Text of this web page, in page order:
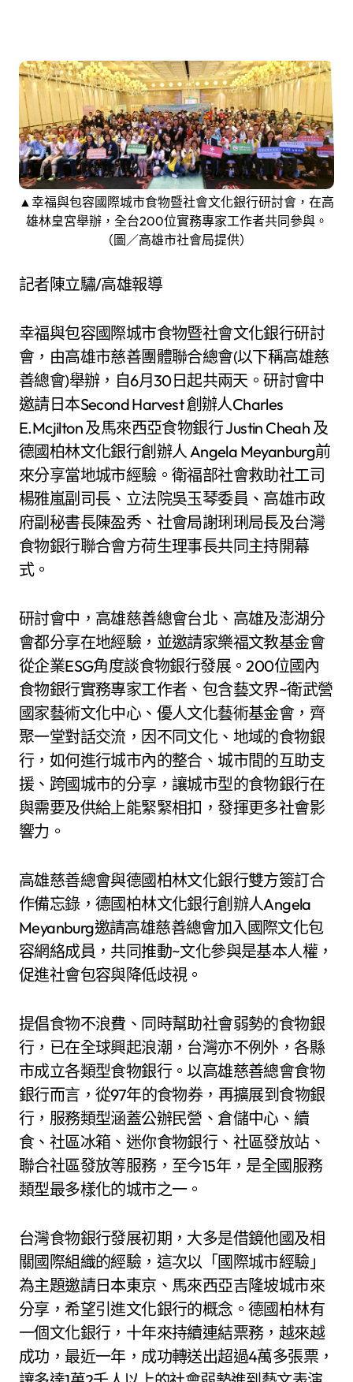
▲幸福與包容國際城市食物暨社會文化銀行研討會，在高
雄林皇宮舉辦，全台200位實務專家工作者共同參與。
（圖／高雄市社會局提供）
記者陳立驌/高雄報導
幸福與包容國際城市食物暨社會文化銀行研討
會，由高雄市慈善團體聯合總會(以下稱高雄慈
善總會)舉辦，自6月30日起共兩天。研討會中
邀請日本Second Harvest 創辦人Charles
E.Mcjilton 及馬來西亞食物銀行 Justin Cheah 及
德國柏林文化銀行創辦人 Angela Meyanburg前
來分享當地城市經驗。衛福部社會救助社工司
楊雅嵐副司長、立法院吳玉琴委員、高雄市政
府副秘書長陳盈秀、社會局謝琍琍局長及台灣
食物銀行聯合會方荷生理事長共同主持開幕
式。
研討會中，高雄慈善總會台北、高雄及澎湖分
會都分享在地經驗，並邀請家樂福文教基金會
從企業ESG角度談食物銀行發展。200位國內
食物銀行實務專家工作者、包含藝文界~衛武營
國家藝術文化中⼼、優人文化藝術基金會，齊
聚一堂對話交流，因不同文化、地域的食物銀
行，如何進行城市內的整合、城市間的互助支
援、跨國城市的分享，讓城市型的食物銀行在
與需要及供給上能緊緊相扣，發揮更多社會影
響力。
高雄慈善總會與德國柏林文化銀行雙方簽訂合
作備忘錄，德國柏林文化銀行創辦人Angela
Meyanburg邀請高雄慈善總會加入國際文化包
容網絡成員，共同推動~文化參與是基本人權，
促進社會包容與降低歧視。
提倡食物不浪費、同時幫助社會弱勢的食物銀
行，已在全球興起浪潮，台灣亦不例外，各縣
市成立各類型食物銀行。以高雄慈善總會食物
銀行而言，從97年的食物券，再擴展到食物銀
行，服務類型涵蓋公辦民營、倉儲中心、續
食、社區冰箱、迷你食物銀行、社區發放站、
聯合社區發放等服務，至今15年，是全國服務
類型最多樣化的城市之一。
台灣食物銀行發展初期，大多是借鏡他國及相
關國際組織的經驗，這次以「國際城市經驗」
為主題邀請日本東京、馬來西亞吉隆坡城市來
分享，希望引進文化銀行的概念。德國柏林有
一個文化銀行，十年來持續連結票務，越來越
成功，最近一年，成功轉送出超過4萬多張票，